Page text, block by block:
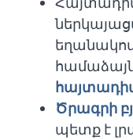
եղանակով
Ծրագրի
պետք է